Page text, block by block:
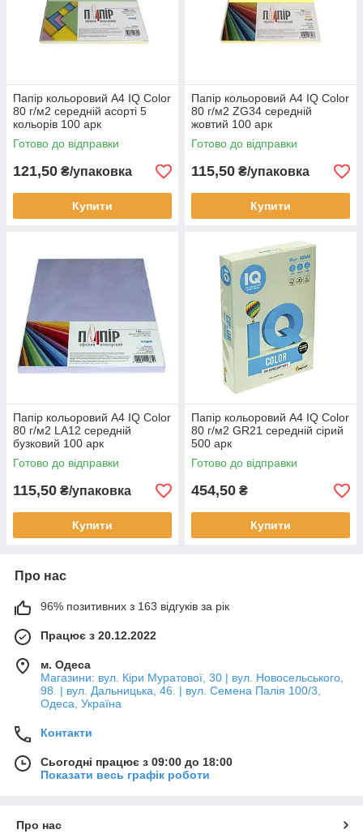
Папір кольоровий А4 IQ Color
80 г/м2 середній асорті 5
кольорів 100 арк
Готово до відправки
121,50 ₴/упаковка
Купити
Папір кольоровий А4 IQ Color
80 г/м2 ZG34 середній
жовтий 100 арк
Готово до відправки
115,50 ₴/упаковка
Купити
Папір кольоровий А4 IQ Color
80 г/м2 LA12 середній
бузковий 100 арк
Готово до відправки
115,50 ₴/упаковка
Купити
Папір кольоровий А4 IQ Color
80 г/м2 GR21 середній сірий
500 арк
Готово до відправки
454,50 ₴
Купити
Про нас
96% позитивних з 163 відгуків за рік
Працює з 20.12.2022
м. Одеса
Магазини: вул. Кіри Муратової, 30 | вул. Новосельського,
98. | вул. Дальницька, 46. | вул. Семена Палія 100/3,
Одеса, Україна
Контакти
Сьогодні працює з 09:00 до 18:00
Показати весь графік роботи
Про нас